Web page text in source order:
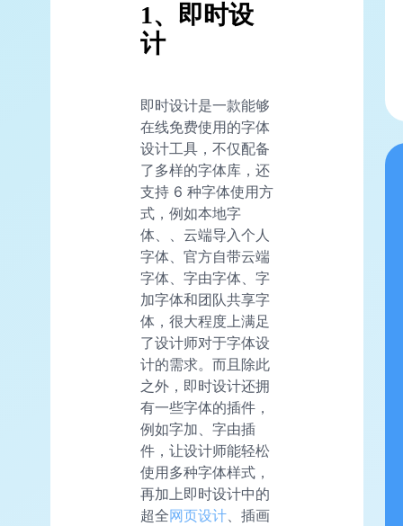
1、即时设
计
即时设计是一款能够
在线免费使用的字体
设计工具，不仅配备
了多样的字体库，还
支持 6 种字体使用方
式，例如本地字
体、、云端导入个人
字体、官方自带云端
字体、字由字体、字
加字体和团队共享字
体，很大程度上满足
了设计师对于字体设
计的需求。而且除此
之外，即时设计还拥
有一些字体的插件，
例如字加、字由插
件，让设计师能轻松
使用多种字体样式，
再加上即时设计中的
超全网页设计、插画